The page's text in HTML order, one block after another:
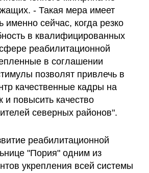
- Такая мера имеет
именно сейчас, когда резко
в квалифицированных
реабилитационной
в соглашении
позволят привлечь в
качественные кадры на
и повысить качество
северных районов".
реабилитационной
"Пория" одним из
укрепления всей системы